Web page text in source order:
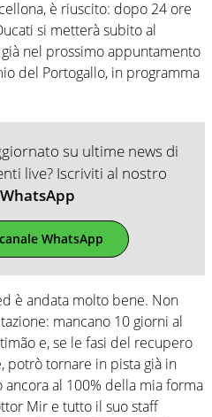
è riuscito: dopo 24 ore
si metterà subito al
nel prossimo appuntamento
del Portogallo, in programma
su ultime news di
live? Iscriviti al nostro
WhatsApp
WhatsApp
è andata molto bene. Non
mancano 10 giorni al
e, se le fasi del recupero
potrò tornare in pista già in
ancora al 100% della mia forma
Mir e tutto il suo staff